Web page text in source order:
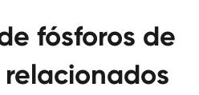
fósforos de